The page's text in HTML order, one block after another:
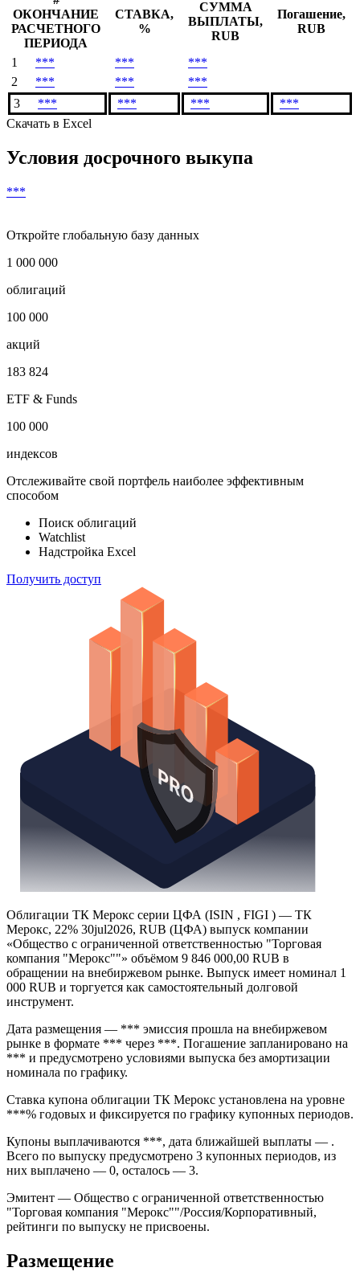
Денежный поток
ОКОНЧАНИЕ
РАСЧЕТНОГО
ПЕРИОДА
СТАВКА,
СУММА
ВЫПЛАТЫ,
RUB
1 *** ***
***
3
*** *** ***
Откройте глобальную базу данных
1 000 000
облигаций
100 000
акций
183 824
ETF & Funds
100 000
Отслеживайте свой портфель наиболее эффективным
способом
Поиск облигаций
Надстройка Excel
Получить доступ
Облигации ТК Мерокс серии ЦФА (ISIN , FIGI ) — ТК
Мерокс, 22% 30jul2026, RUB (ЦФА) выпуск компании
«Общество с ограниченной ответственностью "Торговая
компания "Мерокс""» объёмом 9 846 000,00 RUB в
обращении на внебиржевом рынке. Выпуск имеет номинал 1
000 RUB и торгуется как самостоятельный долговой
инструмент.
Дата размещения — *** эмиссия прошла на внебиржевом
рынке в формате *** через ***. Погашение запланировано на
*** и предусмотрено условиями выпуска без амортизации
Ставка купона облигации ТК Мерокс установлена на уровне
***% годовых и фиксируется по графику купонных периодов.
Купоны выплачиваются ***, дата ближайшей выплаты — .
Всего по выпуску предусмотрено 3 купонных периодов, из
них выплачено — 0, осталось — 3.
Эмитент — Общество с ограниченной ответственностью
"Торговая компания "Мерокс""/Россия/Корпоративный,